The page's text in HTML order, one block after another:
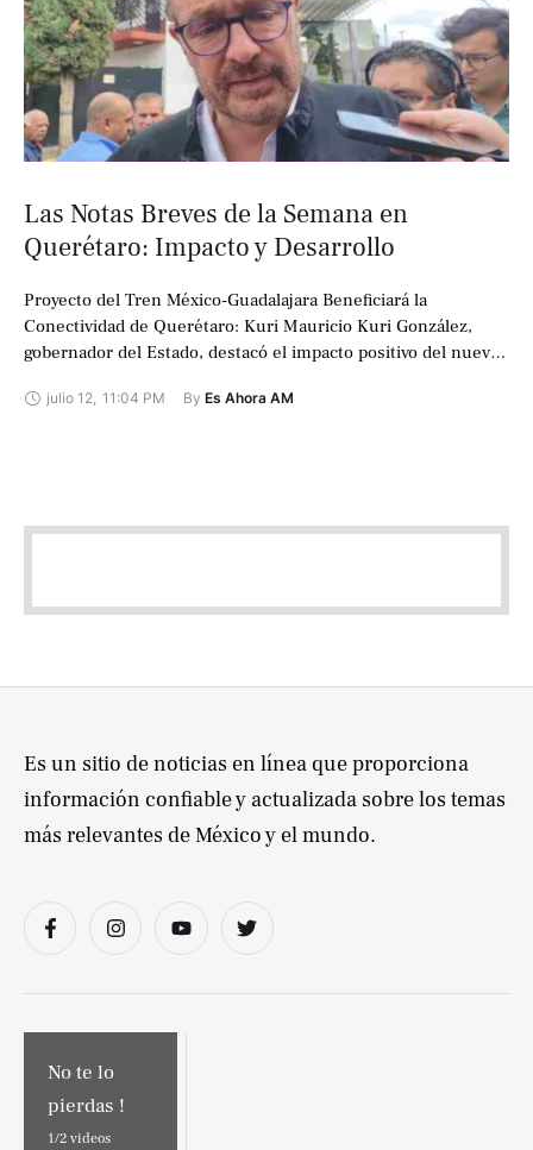
Las Notas Breves de la Semana en
Querétaro: Impacto y Desarrollo
Proyecto del Tren México-Guadalajara Beneficiará la
Conectividad de Querétaro: Kuri Mauricio Kuri González,
gobernador del Estado, destacó el impacto positivo del nuevo
… julio 12, 11:04 PM By Es Ahora AM
No te lo
pierdas !
1/2 videos
Es un sitio de noticias en línea que proporciona
información confiable y actualizada sobre los temas
más relevantes de México y el mundo.